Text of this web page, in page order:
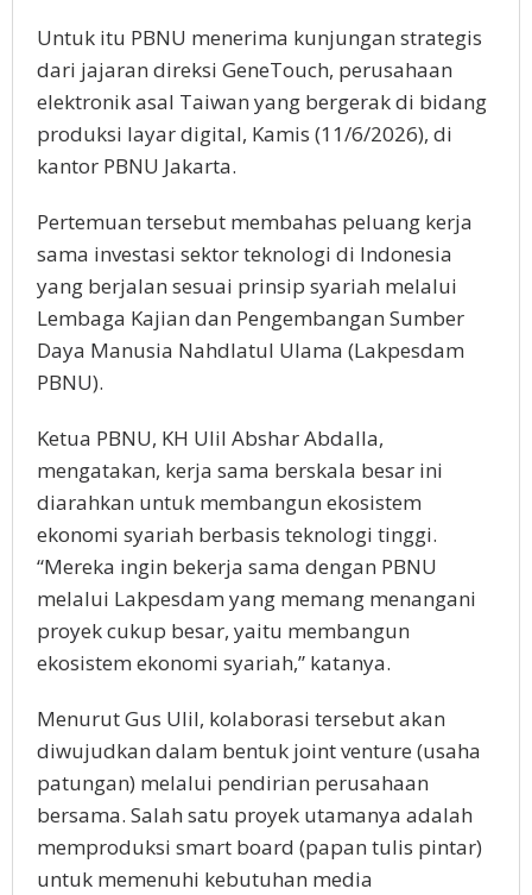
Untuk itu PBNU menerima kunjungan strategis
dari jajaran direksi GeneTouch, perusahaan
elektronik asal Taiwan yang bergerak di bidang
produksi layar digital, Kamis (11/6/2026), di
kantor PBNU Jakarta.
Pertemuan tersebut membahas peluang kerja
sama investasi sektor teknologi di Indonesia
yang berjalan sesuai prinsip syariah melalui
Lembaga Kajian dan Pengembangan Sumber
Daya Manusia Nahdlatul Ulama (Lakpesdam
PBNU).
Ketua PBNU, KH Ulil Abshar Abdalla,
mengatakan, kerja sama berskala besar ini
diarahkan untuk membangun ekosistem
ekonomi syariah berbasis teknologi tinggi.
“Mereka ingin bekerja sama dengan PBNU
melalui Lakpesdam yang memang menangani
proyek cukup besar, yaitu membangun
ekosistem ekonomi syariah,” katanya.
Menurut Gus Ulil, kolaborasi tersebut akan
diwujudkan dalam bentuk joint venture (usaha
patungan) melalui pendirian perusahaan
bersama. Salah satu proyek utamanya adalah
memproduksi smart board (papan tulis pintar)
untuk memenuhi kebutuhan media